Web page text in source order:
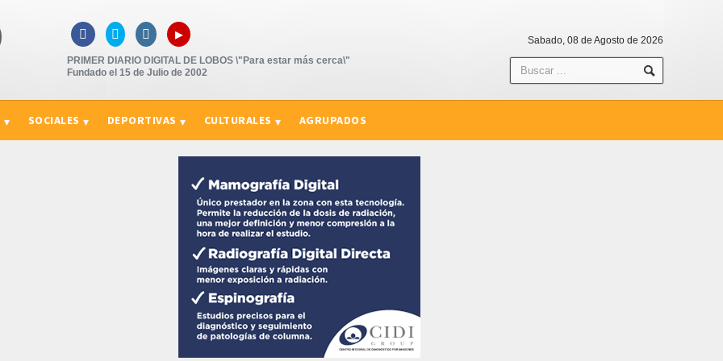
   ▸
PRIMER DIARIO DIGITAL DE LOBOS \"Para estar más cerca\"
Fundado el 15 de Julio de 2002
Sabado, 08 de Agosto de 2026
SOCIALES DEPORTIVAS CULTURALES AGRUPADOS